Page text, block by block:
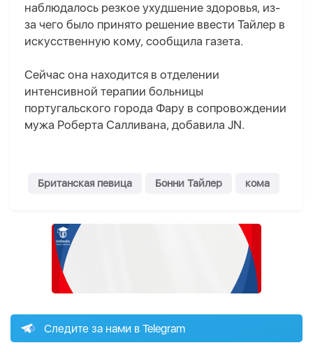
наблюдалось резкое ухудшение здоровья, из-
за чего было принято решение ввести Тайлер в
искусственную кому, сообщила газета.
Сейчас она находится в отделении
интенсивной терапии больницы
португальского города Фару в сопровождении
мужа Роберта Салливана, добавила JN.
Британская певица Бонни Тайлер кома
Следите за нами в Telegram